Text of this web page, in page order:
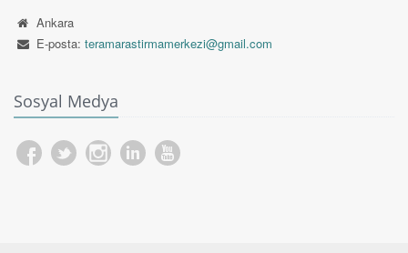
Ankara
E-posta: teramarastirmamerkezi@gmail.com
Sosyal Medya